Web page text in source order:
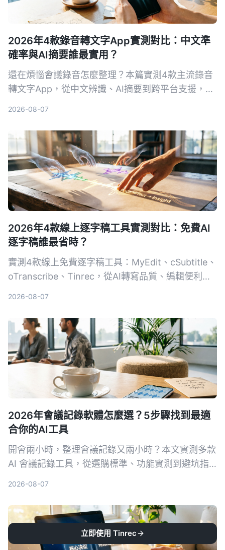
2026年4款錄音轉文字App實測對比：中文準
確率與AI摘要誰最實用？
還在煩惱會議錄音怎麼整理？本篇實測4款主流錄音
轉文字App，從中文辨識、AI摘要到跨平台支援，幫
2026-08-07
2026年4款線上逐字稿工具實測對比：免費AI
逐字稿誰最省時？
實測4款線上免費逐字稿工具：MyEdit、cSubtitle、
oTranscribe、Tinrec，從AI轉寫品質、編輯便利
2026-08-07
2026年會議記錄軟體怎麼選？5步驟找到最適
合你的AI工具
開會兩小時，整理會議記錄又兩小時？本文實測多款
AI 會議記錄工具，從選購標準、功能實測到避坑指
可體驗。
2026-08-07
立即使用 Tinrec